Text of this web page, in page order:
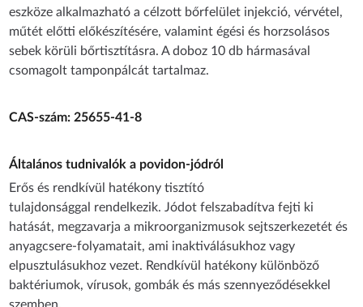
eszköze alkalmazható a célzott bőrfelület injekció, vérvétel,
műtét előtti előkészítésére, valamint égési és horzsolásos
sebek körüli bőrtisztításra. A doboz 10 db hármasával
csomagolt tamponpálcát tartalmaz.
CAS-szám: 25655-41-8
Általános tudnivalók a povidon-jódról
Erős és rendkívül hatékony tisztító
tulajdonsággal rendelkezik. Jódot felszabadítva fejti ki
hatását, megzavarja a mikroorganizmusok sejtszerkezetét és
anyagcsere-folyamatait, ami inaktiválásukhoz vagy
elpusztulásukhoz vezet. Rendkívül hatékony különböző
baktériumok, vírusok, gombák és más szennyeződésekkel
szemben.